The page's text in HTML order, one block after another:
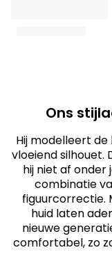
Ons
Hij modelleert
vloeiend silhouet.
hij niet af onder
combinatie
figuurcorrectie.
huid laten
nieuwe
comfortabel, zo